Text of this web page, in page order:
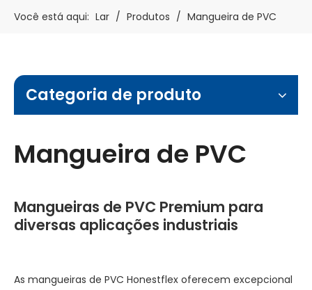
Você está aqui: Lar / Produtos / Mangueira de PVC
Categoria de produto
Mangueira de PVC
Mangueiras de PVC Premium para
diversas aplicações industriais
As mangueiras de PVC Honestflex oferecem excepcional